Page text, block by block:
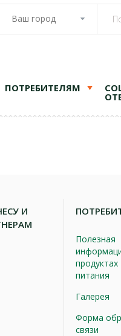
Ваш город
ПОТРЕБИТЕЛЯМ
И
Полезная
продуктах
питания
Галерея
Форма
связи